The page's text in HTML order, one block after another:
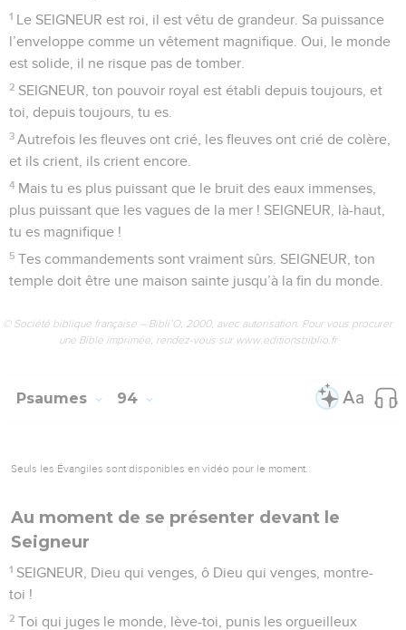
1 Le SEIGNEUR est roi, il est vêtu de grandeur. Sa puissance
l’enveloppe comme un vêtement magnifique. Oui, le monde
est solide, il ne risque pas de tomber.
2 SEIGNEUR, ton pouvoir royal est établi depuis toujours, et
toi, depuis toujours, tu es.
3 Autrefois les fleuves ont crié, les fleuves ont crié de colère,
et ils crient, ils crient encore.
4 Mais tu es plus puissant que le bruit des eaux immenses,
plus puissant que les vagues de la mer ! SEIGNEUR, là-haut,
tu es magnifique !
5 Tes commandements sont vraiment sûrs. SEIGNEUR, ton
temple doit être une maison sainte jusqu’à la fin du monde.
© Société biblique française – Bibli’O, 2000, avec autorisation. Pour vous procurer
une Bible imprimée, rendez-vous sur www.editionsbiblio.fr
Psaumes 94
Seuls les Évangiles sont disponibles en vidéo pour le moment.
Au moment de se présenter devant le
Seigneur
1 SEIGNEUR, Dieu qui venges, ô Dieu qui venges, montre-
toi !
2 Toi qui juges le monde, lève-toi, punis les orgueilleux